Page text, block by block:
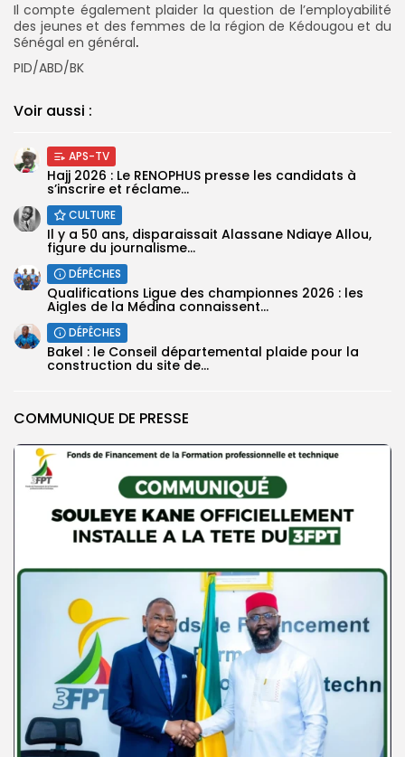
COMMUNIQUE DE PRESSE
Il compte également plaider la question de l’employabilité
des jeunes et des femmes de la région de Kédougou et du
Sénégal en général.
PID/ABD/BK
Voir aussi :
APS-TV
Hajj 2026 : Le RENOPHUS presse les candidats à
s’inscrire et réclame...
CULTURE
Il y a 50 ans, disparaissait Alassane Ndiaye Allou,
figure du journalisme...
DÉPÊCHES
Qualifications Ligue des championnes 2026 : les
Aigles de la Médina connaissent...
DÉPÊCHES
Bakel : le Conseil départemental plaide pour la
construction du site de...